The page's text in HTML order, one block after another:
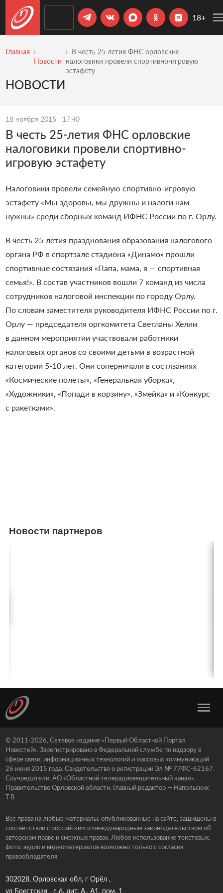
18+
Главная
Новости
В честь 25-летия ФНС орловские
налоговики провели спортивно-игровую
эстафету
НОВОСТИ
18 ноября 2015 17:40
В честь 25-летия ФНС орловские
налоговики провели спортивно-
игровую эстафету
Налоговики провели семейную спортивно-игровую
эстафету «Мы здоровы, мы дружны и налоги нам
нужны» среди сборных команд ИФНС России по г. Орлу.
В честь 25-летия празднования образования налогового
органа РФ в спортзале стадиона «Динамо» прошли
спортивные состязания «Папа, мама, я — спортивная
семья!». В состав участников вошли 7 команд из числа
сотрудников налоговой инспекции по городу Орлу.
По словам заместителя руководителя ИФНС России по г.
Орлу — председателя оргкомитета Светланы Хелии
в данном мероприятии участвовали работники
налоговых органов со своими детьми в возрастной
категории 5-10 лет. Они соперничали в состязаниях
«Космические полеты», «Генеральная уборка»,
«Художники», «Попади в корзину», «Змейка» и «Конкурс
с ракетками».
Новости партнеров
© 2011-2026, Сетевое издание «Первый Областной Портал
Новостей». Зарегистрировано в Федеральной службе по надзору в
сфере связи, информационных технологий и массовых коммуникаций
26 июня 2015 года. Свидетельство о регистрации Эл № 77ФС-62167.
Соучредители: АО «Областной телерадиовещательный канал»,
Правительство Орловской области. Главный редактор — Напольских
Т.В.
Все права на любые материалы, опубликованные на сайте, защищены в
соответствии с российским и международным законодательством об
авторском праве и смежных правах. Любое использование текстовых,
фото, аудио и видеоматериалов возможно только с согласия
правообладателя.
302028, Орловская обл, г Орёл ,
ул Брестская , д.6, лит. А., А1, пом. 1